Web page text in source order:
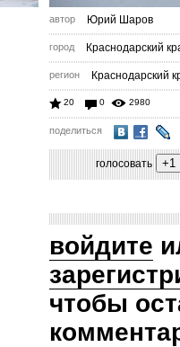
автор Юрий Шаров
город Краснодарский
регион Краснодарский
20 0 2980
поделиться
голосовать
войдите
чтобы